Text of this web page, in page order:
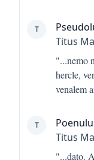
T
Titus
"...nemo
hercle,
venalem
T
Titus
"...dato.